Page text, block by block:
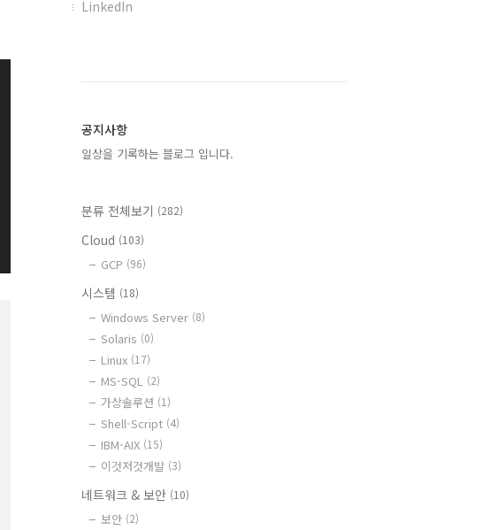
페
플
러
그
LinkedIn
공지사항
일상을 기록하는 블로그 입니다.
분류 전체보기 (282)
Cloud (103)
GCP (96)
시스템 (18)
Windows Server (8)
Solaris (0)
Linux (17)
MS-SQL (2)
가상솔루션 (1)
Shell-Script (4)
IBM-AIX (15)
이것저것개발 (3)
네트워크 & 보안 (10)
보안 (2)